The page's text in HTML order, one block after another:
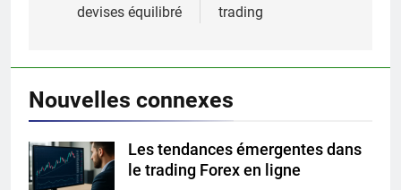
devises équilibré
trading
Nouvelles connexes
Les tendances émergentes dans
le trading Forex en ligne